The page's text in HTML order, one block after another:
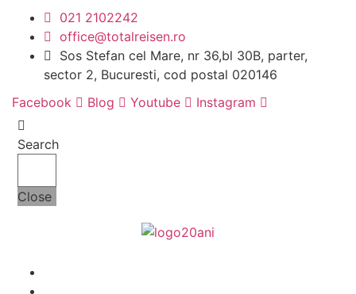
conținut
021 2102242
office@totalreisen.ro
Sos Stefan cel Mare, nr 36,bl 30B, parter,
sector 2, Bucuresti, cod postal 020146
Facebook
Blog Youtube Instagram
Search
Close